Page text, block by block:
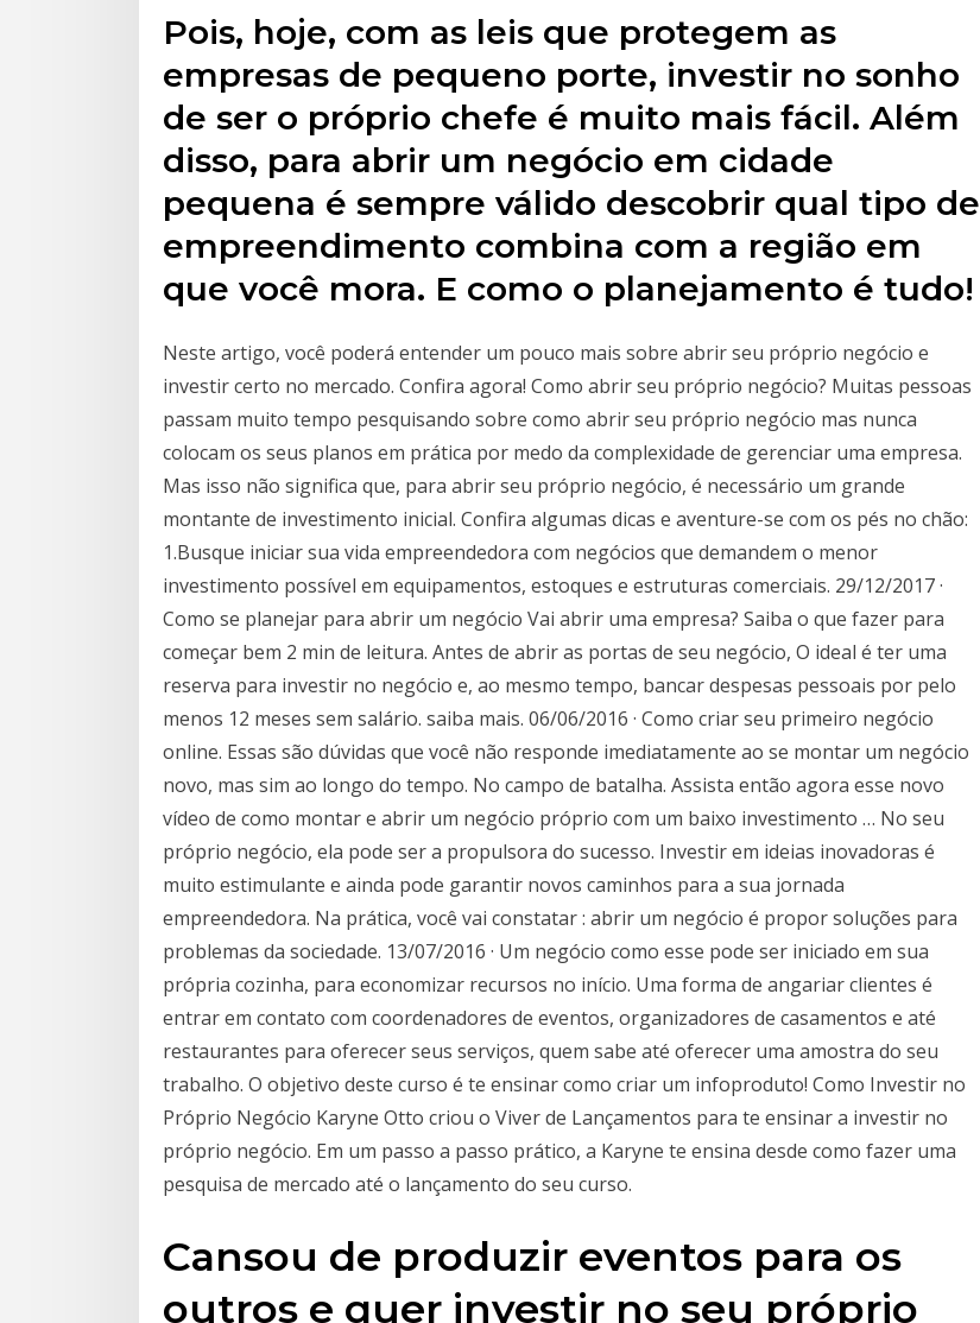
Pois, hoje, com as leis que protegem as
empresas de pequeno porte, investir no sonho
de ser o próprio chefe é muito mais fácil. Além
disso, para abrir um negócio em cidade
pequena é sempre válido descobrir qual tipo de
empreendimento combina com a região em
que você mora. E como o planejamento é tudo!
Neste artigo, você poderá entender um pouco mais sobre abrir seu próprio negócio e
investir certo no mercado. Confira agora! Como abrir seu próprio negócio? Muitas pessoas
passam muito tempo pesquisando sobre como abrir seu próprio negócio mas nunca
colocam os seus planos em prática por medo da complexidade de gerenciar uma empresa.
Mas isso não significa que, para abrir seu próprio negócio, é necessário um grande
montante de investimento inicial. Confira algumas dicas e aventure-se com os pés no chão:
1.Busque iniciar sua vida empreendedora com negócios que demandem o menor
investimento possível em equipamentos, estoques e estruturas comerciais. 29/12/2017 ·
Como se planejar para abrir um negócio Vai abrir uma empresa? Saiba o que fazer para
começar bem 2 min de leitura. Antes de abrir as portas de seu negócio, O ideal é ter uma
reserva para investir no negócio e, ao mesmo tempo, bancar despesas pessoais por pelo
menos 12 meses sem salário. saiba mais. 06/06/2016 · Como criar seu primeiro negócio
online. Essas são dúvidas que você não responde imediatamente ao se montar um negócio
novo, mas sim ao longo do tempo. No campo de batalha. Assista então agora esse novo
vídeo de como montar e abrir um negócio próprio com um baixo investimento … No seu
próprio negócio, ela pode ser a propulsora do sucesso. Investir em ideias inovadoras é
muito estimulante e ainda pode garantir novos caminhos para a sua jornada
empreendedora. Na prática, você vai constatar : abrir um negócio é propor soluções para
problemas da sociedade. 13/07/2016 · Um negócio como esse pode ser iniciado em sua
própria cozinha, para economizar recursos no início. Uma forma de angariar clientes é
entrar em contato com coordenadores de eventos, organizadores de casamentos e até
restaurantes para oferecer seus serviços, quem sabe até oferecer uma amostra do seu
trabalho. O objetivo deste curso é te ensinar como criar um infoproduto! Como Investir no
Próprio Negócio Karyne Otto criou o Viver de Lançamentos para te ensinar a investir no
próprio negócio. Em um passo a passo prático, a Karyne te ensina desde como fazer uma
pesquisa de mercado até o lançamento do seu curso.
Cansou de produzir eventos para os
outros e quer investir no seu próprio